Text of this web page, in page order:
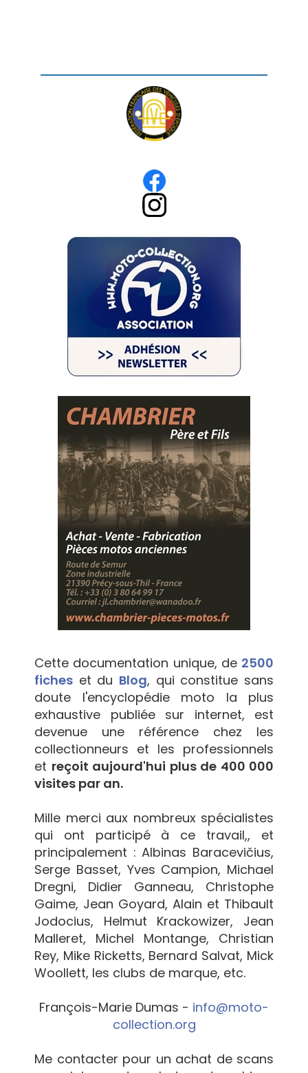
Cette documentation unique, de 2500
fiches et du Blog, qui constitue sans
doute l'encyclopédie moto la plus
exhaustive publiée sur internet, est
devenue une référence chez les
collectionneurs et les professionnels
et reçoit aujourd'hui plus de 400 000
visites par an.
Mille merci aux nombreux spécialistes
qui ont participé à ce travail,, et
principalement : Albinas Baracevičius,
Serge Basset, Yves Campion, Michael
Dregni, Didier Ganneau, Christophe
Gaime, Jean Goyard, Alain et Thibault
Jodocius, Helmut Krackowizer, Jean
Malleret, Michel Montange, Christian
Rey, Mike Ricketts, Bernard Salvat, Mick
Woollett, les clubs de marque, etc.
François-Marie Dumas - info@moto-
collection.org
Me contacter pour un achat de scans